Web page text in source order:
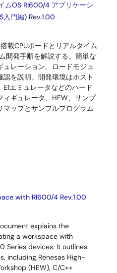
ムOS RI600/4 アプリケーシ
入門編) Rev.1.00
搭載CPUボードとリアルタイム
開発手順を解説する。簡単な
レーション、ロードモジュ
を説明。開発環境はホスト
エミュレータなどのハード
ィギュレータ、HEW、サンプ
ップとサンプルプログラム
with RI600/4 Rev.1.00
explains the
a workspace with
Series devices. It outlines
including Renesas High-
(HEW), C/C++